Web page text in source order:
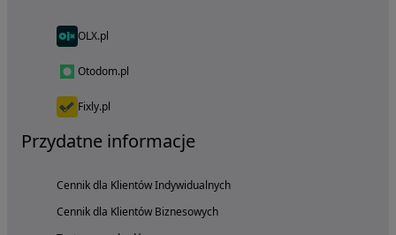
OLX.pl
Otodom.pl
Fixly.pl
Przydatne informacje
Cennik dla Klientów Indywidualnych
Cennik dla Klientów Biznesowych